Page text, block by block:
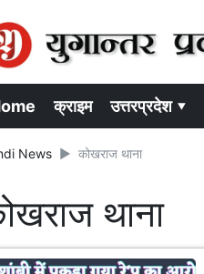
क्राइम उत्तरप्रदेश ▾
News कोखराज थाना
थाना